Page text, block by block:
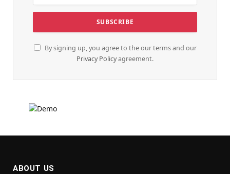
By signing up, you agree to the our terms and our
Privacy Policyagreement.
ABOUT US